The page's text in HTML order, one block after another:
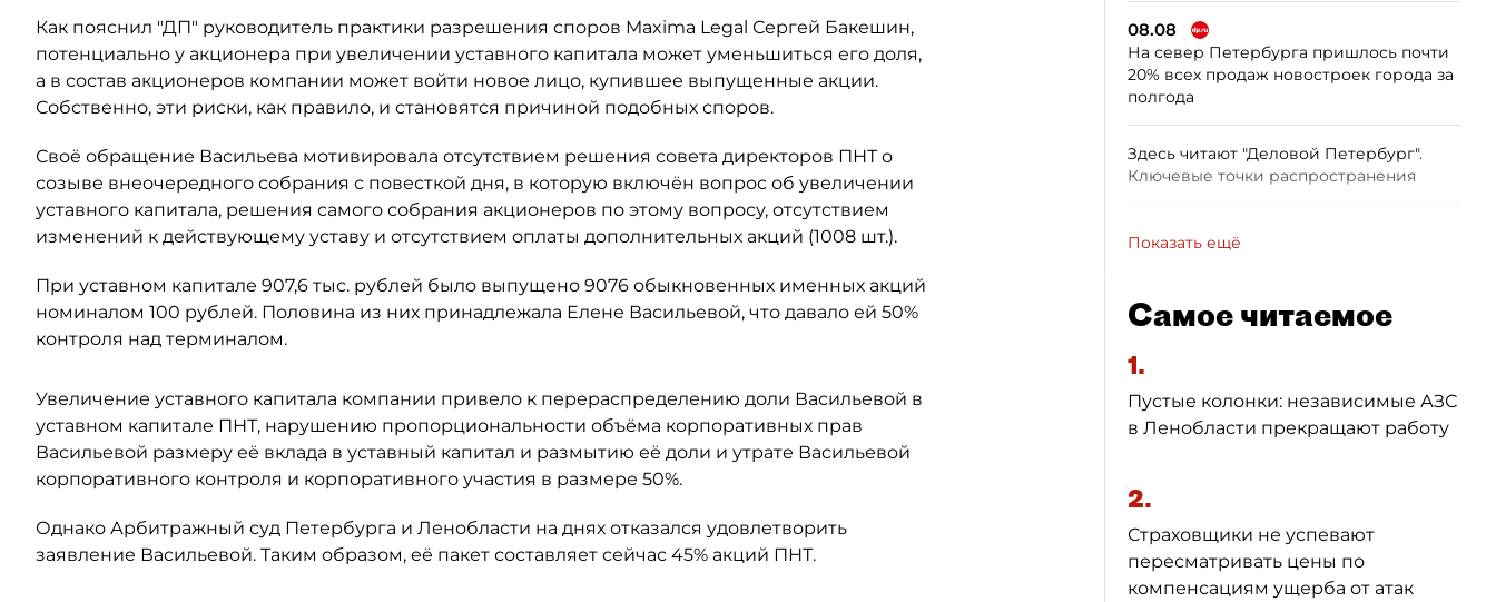
Как пояснил "ДП" руководитель практики разрешения споров Maxima Legal Сергей Бакешин,
потенциально у акционера при увеличении уставного капитала может уменьшиться его доля,
а в состав акционеров компании может войти новое лицо, купившее выпущенные акции.
Собственно, эти риски, как правило, и становятся причиной подобных споров.
Своё обращение Васильева мотивировала отсутствием решения совета директоров ПНТ о
созыве внеочередного собрания с повесткой дня, в которую включён вопрос об увеличении
уставного капитала, решения самого собрания акционеров по этому вопросу, отсутствием
изменений к действующему уставу и отсутствием оплаты дополнительных акций (1008 шт.).
При уставном капитале 907,6 тыс. рублей было выпущено 9076 обыкновенных именных акций
номиналом 100 рублей. Половина из них принадлежала Елене Васильевой, что давало ей 50%
контроля над терминалом.
Увеличение уставного капитала компании привело к перераспределению доли Васильевой в
уставном капитале ПНТ, нарушению пропорциональности объёма корпоративных прав
Васильевой размеру её вклада в уставный капитал и размытию её доли и утрате Васильевой
корпоративного контроля и корпоративного участия в размере 50%.
Однако Арбитражный суд Петербурга и Ленобласти на днях отказался удовлетворить
заявление Васильевой. Таким образом, её пакет составляет сейчас 45% акций ПНТ.
08.08
На север Петербурга пришлось почти
20% всех продаж новостроек города за
полгода
Здесь читают "Деловой Петербург".
Ключевые точки распространения
Показать ещё
Самое читаемое
1.
Пустые колонки: независимые АЗС
в Ленобласти прекращают работу
2.
Страховщики не успевают
пересматривать цены по
компенсациям ущерба от атак